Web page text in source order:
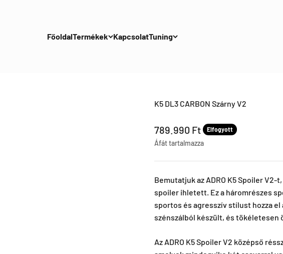
FőoldalTermékek KapcsolatTuning
K5 DL3 CARBON Szárny V2
Leértékel ár
789.990 Ft Elfogyott
Áfát tartalmazza
Bemutatjuk az ADRO K5 Spoiler
spoiler ihletett. Ez a háromrészes
sportos és agresszív stílust hozza el
szénszálból készült, és tökéletesen
Az ADRO K5 Spoiler V2 középső